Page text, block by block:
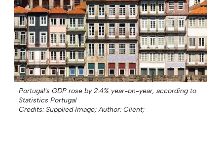
Portugal's GDP rose by 2.4% year-on-year, according to
Statistics Portugal
Credits: Supplied Image; Author: Client;